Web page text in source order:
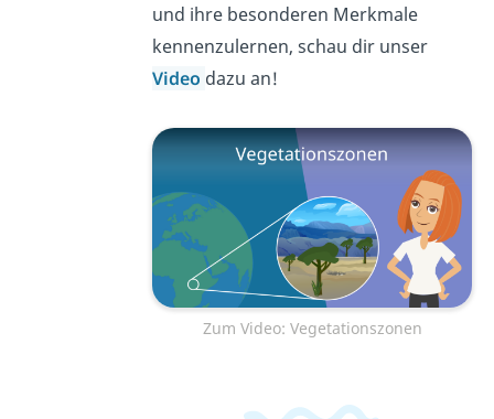
und ihre besonderen Merkmale
kennenzulernen, schau dir unser
Video dazu an!
Zum Video: Vegetationszonen